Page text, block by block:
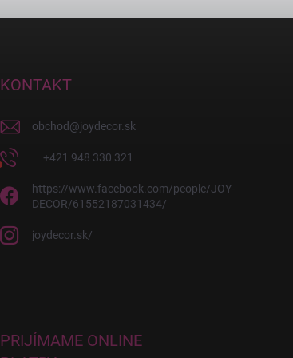
KONTAKT
obchod@joydecor.sk
+421 948 330 321
https://www.facebook.com/people/JOY-
DECOR/61552187031434/
joydecor.sk/
PRIJÍMAME ONLINE